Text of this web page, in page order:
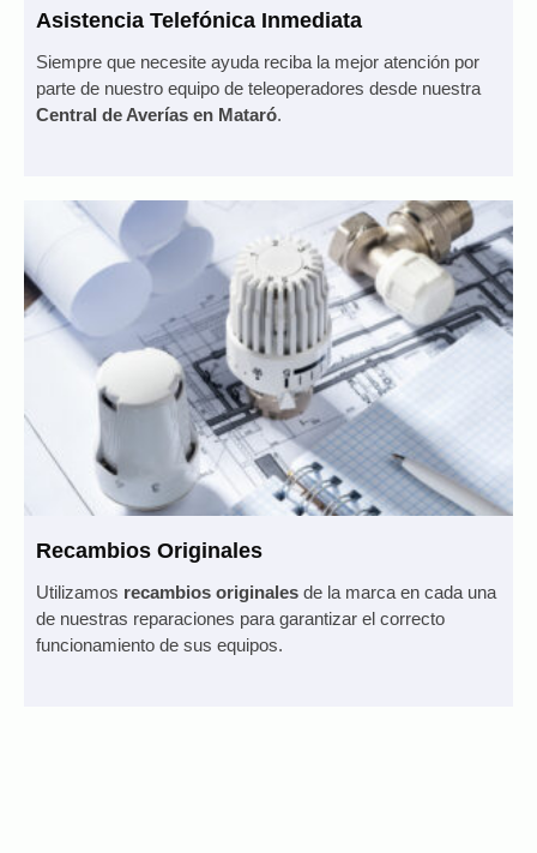
Asistencia Telefónica Inmediata
Siempre que necesite ayuda reciba la mejor atención por
parte de nuestro equipo de teleoperadores desde nuestra
Central de Averías en Mataró.
Recambios Originales
Utilizamos recambios originales de la marca en cada una
de nuestras reparaciones para garantizar el correcto
funcionamiento de sus equipos.